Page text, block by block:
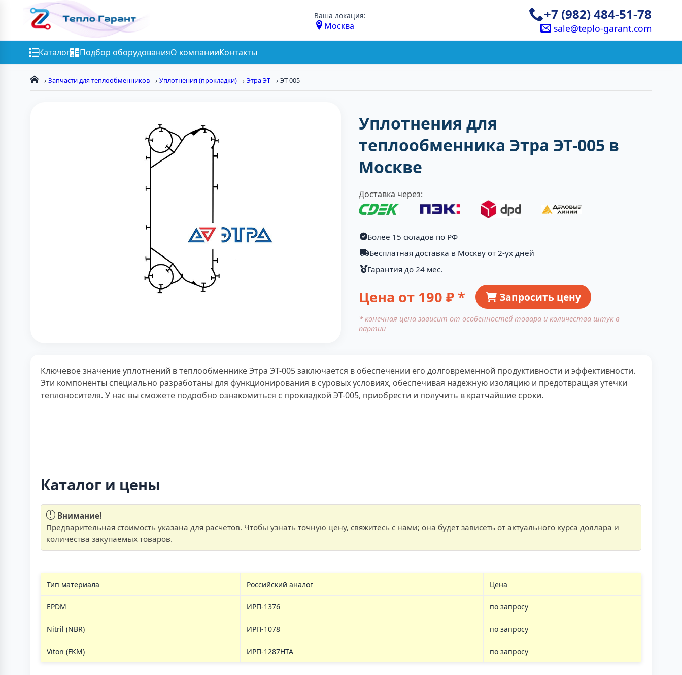
Ваша локация:
Москва
+7 (982) 484-51-78
sale@teplo-garant.com
Каталог Подбор оборудованияО компанииКонтакты
→ Запчасти для теплообменников → Уплотнения (прокладки) → Этра ЭТ → ЭТ-005
Уплотнения для
теплообменника Этра ЭТ-005 в
Москве
Доставка через:
Более 15 складов по РФ
Бесплатная доставка в Москву от 2-ух дней
Гарантия до 24 мес.
Цена от 190 ₽ * Запросить цену
* конечная цена зависит от особенностей товара и количества штук в
партии
Ключевое значение уплотнений в теплообменнике Этра ЭТ-005 заключается в обеспечении его долговременной продуктивности и эффективности.
Эти компоненты специально разработаны для функционирования в суровых условиях, обеспечивая надежную изоляцию и предотвращая утечки
теплоносителя. У нас вы сможете подробно ознакомиться с прокладкой ЭТ-005, приобрести и получить в кратчайшие сроки.
Каталог и цены
Внимание!
Предварительная стоимость указана для расчетов. Чтобы узнать точную цену, свяжитесь с нами; она будет зависеть от актуального курса доллара и
количества закупаемых товаров.
Тип материала Российский аналог Цена
EPDM ИРП-1376 по запросу
Nitril (NBR) ИРП-1078 по запросу
Viton (FKM) ИРП-1287НТА по запросу